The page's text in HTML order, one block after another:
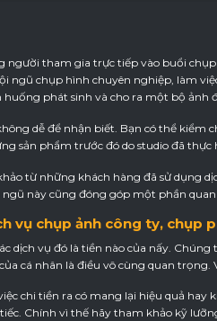
người tham gia trực tiếp vào buổi
ngũ chụp hình chuyên nghiệp, làm
huống phát sinh và cho ra một bộ ảnh
dễ để nhận biết. Bạn có thể kiểm
sản phẩm trước đó do studio đã thực
từ những khách hàng đã sử dụng
này cũng đóng góp một phần
vụ chụp ảnh công ty, chụp
dịch vụ đó là tiền nào của nấy.
cá nhân là điều vô cùng quan
chi tiền ra có mang lại hiệu quả
Chính vì thế hãy tham khảo kỹ